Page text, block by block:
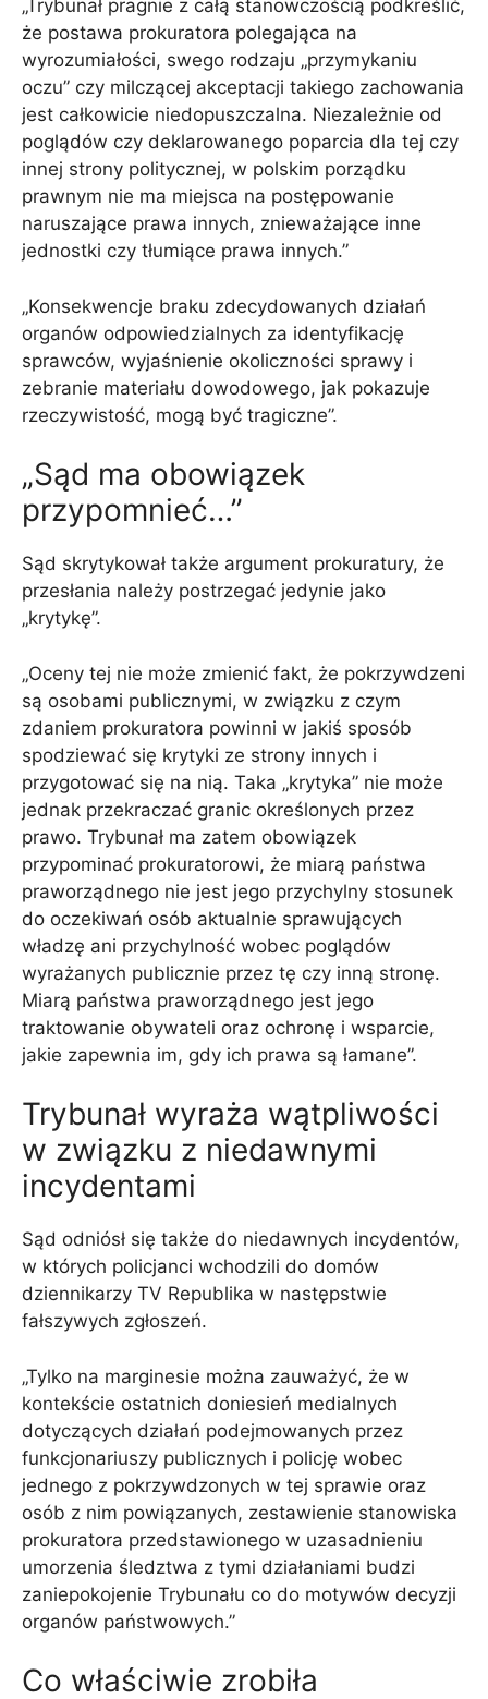
„Trybunał pragnie z całą stanowczością podkreślić,
że postawa prokuratora polegająca na
wyrozumiałości, swego rodzaju „przymykaniu
oczu” czy milczącej akceptacji takiego zachowania
jest całkowicie niedopuszczalna. Niezależnie od
poglądów czy deklarowanego poparcia dla tej czy
innej strony politycznej, w polskim porządku
prawnym nie ma miejsca na postępowanie
naruszające prawa innych, znieważające inne
jednostki czy tłumiące prawa innych.”
„Konsekwencje braku zdecydowanych działań
organów odpowiedzialnych za identyfikację
sprawców, wyjaśnienie okoliczności sprawy i
zebranie materiału dowodowego, jak pokazuje
rzeczywistość, mogą być tragiczne”.
„Sąd ma obowiązek
przypomnieć…”
Sąd skrytykował także argument prokuratury, że
przesłania należy postrzegać jedynie jako
„krytykę”.
„Oceny tej nie może zmienić fakt, że pokrzywdzeni
są osobami publicznymi, w związku z czym
zdaniem prokuratora powinni w jakiś sposób
spodziewać się krytyki ze strony innych i
przygotować się na nią. Taka „krytyka” nie może
jednak przekraczać granic określonych przez
prawo. Trybunał ma zatem obowiązek
przypominać prokuratorowi, że miarą państwa
praworządnego nie jest jego przychylny stosunek
do oczekiwań osób aktualnie sprawujących
władzę ani przychylność wobec poglądów
wyrażanych publicznie przez tę czy inną stronę.
Miarą państwa praworządnego jest jego
traktowanie obywateli oraz ochronę i wsparcie,
jakie zapewnia im, gdy ich prawa są łamane”.
Trybunał wyraża wątpliwości
w związku z niedawnymi
incydentami
Sąd odniósł się także do niedawnych incydentów,
w których policjanci wchodzili do domów
dziennikarzy TV Republika w następstwie
fałszywych zgłoszeń.
„Tylko na marginesie można zauważyć, że w
kontekście ostatnich doniesień medialnych
dotyczących działań podejmowanych przez
funkcjonariuszy publicznych i policję wobec
jednego z pokrzywdzonych w tej sprawie oraz
osób z nim powiązanych, zestawienie stanowiska
prokuratora przedstawionego w uzasadnieniu
umorzenia śledztwa z tymi działaniami budzi
zaniepokojenie Trybunału co do motywów decyzji
organów państwowych.”
Co właściwie zrobiła